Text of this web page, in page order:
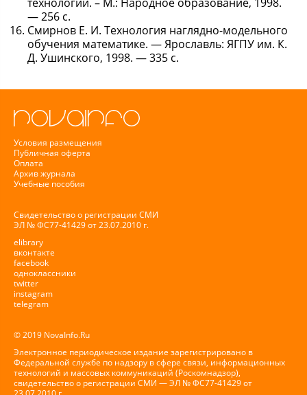
— 256 с.
Смирнов Е. И. Технология наглядно-модельного
обучения математике. — Ярославль: ЯГПУ им. К.
Д. Ушинского, 1998. — 335 с.
Условия размещения
Публичная оферта
Оплата
Архив журнала
Учебные пособия
Свидетельство о регистрации СМИ
ЭЛ № ФС77-41429 от 23.07.2010 г.
elibrary
вконтакте
facebook
одноклассники
twitter
instagram
telegram
© 2019 NovaInfo.Ru
Электронное периодическое издание зарегистрировано в
Федеральной службе по надзору в сфере связи, информационных
технологий и массовых коммуникаций (Роскомнадзор),
свидетельство о регистрации СМИ — ЭЛ № ФС77-41429 от